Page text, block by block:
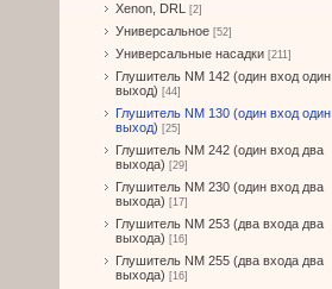
Xenon, DRL [2]
Универсальное [52]
Универсальные насадки [211]
Глушитель NM 142 (один вход один
выход) [44]
Глушитель NM 130 (один вход один
выход) [25]
Глушитель NM 242 (один вход два
выхода) [29]
Глушитель NM 230 (один вход два
выхода) [17]
Глушитель NM 253 (два входа два
выхода) [16]
Глушитель NM 255 (два входа два
выхода) [16]